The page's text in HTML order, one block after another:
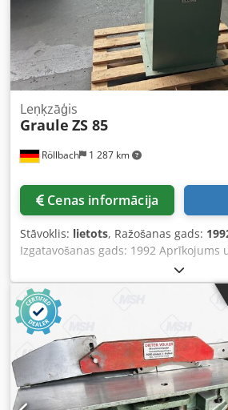
Röllbach 1 287 km
Leņķzāģis
Graule ZS 85
Cenas informācija
Stāvoklis: lietots, Ražošanas gads:
Izgatavošanas gads: 1992 Aprīkojums
Grozāma uz abām pusēm līdz 45°
Vertikālai leņķa griešanai zāģa disks
pusi līdz 45° - Motors 2 kW, 400 V,
diska diametrs 300 mm - Nosūkšanas
75 mm - Garengriešana 380 x 85 mm
vertikāli novietots zāģa disks, 45° pa
85 mm - Leņķa griezums, vertikāli,
noliecies: 380 x 60 mm Pieejamība:
vieta: 63934 Röllbach